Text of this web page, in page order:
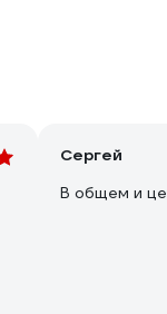
Сергей
В общем и